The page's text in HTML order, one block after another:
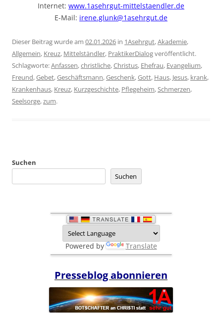
Internet: www.1asehrgut-mittelstaendler.de
E-Mail: irene.glunk@1asehrgut.de
Dieser Beitrag wurde am 02.01.2026 in 1Asehrgut,Akademie,
Allgemein, Kreuz, Mittelständler, PraktikerDialogveröffentlicht.
Schlagworte:Anfassen,christliche,Christus, Ehefrau, Evangelium,
Freund,Gebet,Geschäftsmann,Geschenk,Gott, Haus, Jesus, krank,
Krankenhaus, Kreuz, Kurzgeschichte, Pflegeheim,Schmerzen,
Seelsorge,zum.
Suchen
Suchen
Powered by Translate
Presseblog abonnieren